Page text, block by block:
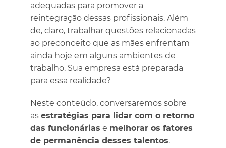
adequadas para promover a
reintegração dessas profissionais. Além
de, claro, trabalhar questões relacionadas
ao preconceito que as mães enfrentam
ainda hoje em alguns ambientes de
trabalho. Sua empresa está preparada
para essa realidade?
Neste conteúdo, conversaremos sobre
as estratégias para lidar com o retorno
das funcionárias e melhorar os fatores
de permanência desses talentos.